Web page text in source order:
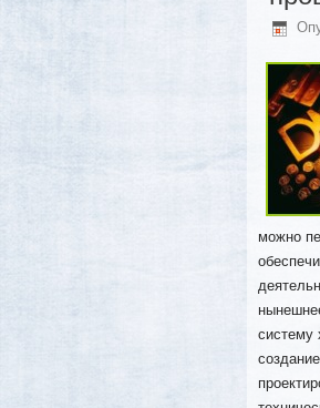
можно
систему